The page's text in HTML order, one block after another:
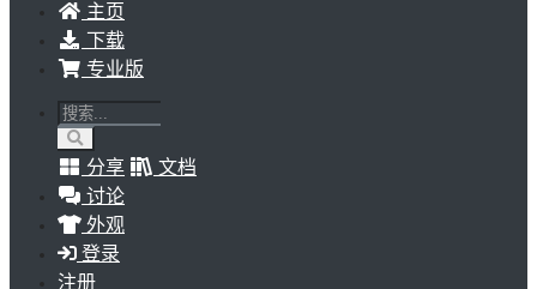
主页
下载
专业版
分享
文档
讨论
外观
登录
注册